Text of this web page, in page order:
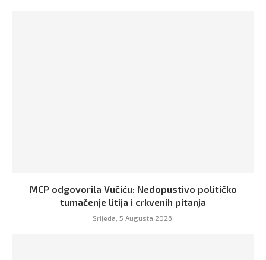
MCP odgovorila Vučiću: Nedopustivo političko
tumačenje litija i crkvenih pitanja
Srijeda, 5 Augusta 2026,